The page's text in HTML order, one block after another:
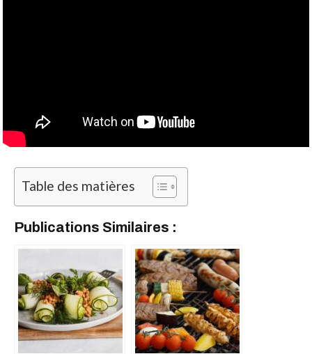
Table des matières
Publications Similaires :